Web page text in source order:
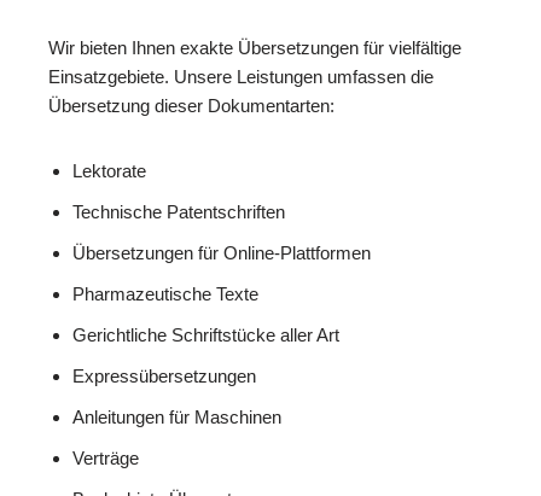
Wir bieten Ihnen exakte Übersetzungen für vielfältige
Einsatzgebiete. Unsere Leistungen umfassen die
Übersetzung dieser Dokumentarten:
Lektorate
Technische Patentschriften
Übersetzungen für Online-Plattformen
Pharmazeutische Texte
Gerichtliche Schriftstücke aller Art
Expressübersetzungen
Anleitungen für Maschinen
Verträge